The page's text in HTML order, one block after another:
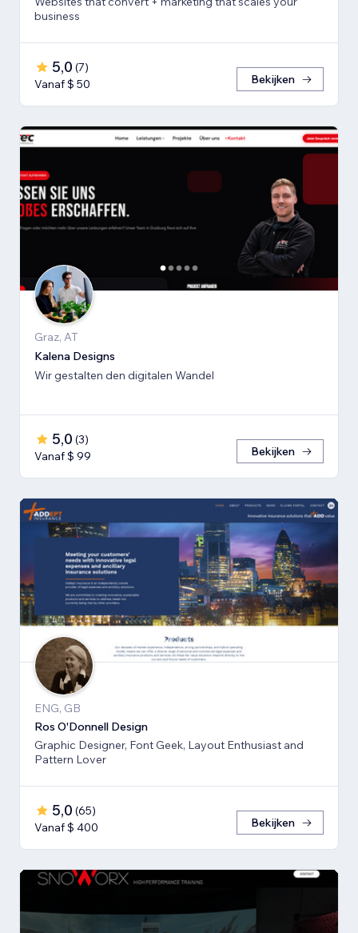
business
5,0 (7)
Vanaf $ 50
Bekijken
Graz, AT
Kalena Designs
Wir gestalten den digitalen Wandel
5,0 (3)
Vanaf $ 99
Bekijken
ENG, GB
Ros O'Donnell Design
Graphic Designer, Font Geek, Layout Enthusiast and
Pattern Lover
5,0 (65)
Vanaf $ 400
Bekijken